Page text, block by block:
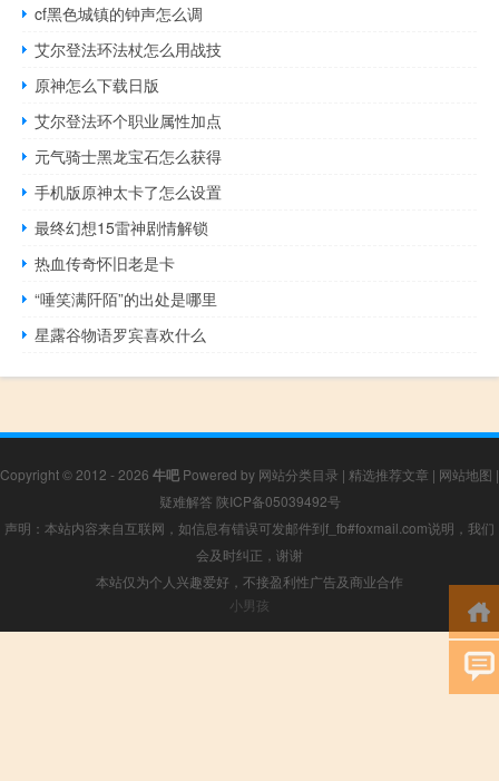
cf黑色城镇的钟声怎么调
艾尔登法环法杖怎么用战技
原神怎么下载日版
艾尔登法环个职业属性加点
元气骑士黑龙宝石怎么获得
手机版原神太卡了怎么设置
最终幻想15雷神剧情解锁
热血传奇怀旧老是卡
“唾笑满阡陌”的出处是哪里
星露谷物语罗宾喜欢什么
Copyright © 2012 - 2026 牛吧 Powered by 网站分类目录 | 精选推荐文章 | 网站地图 |
疑难解答 陕ICP备05039492号
声明：本站内容来自互联网，如信息有错误可发邮件到f_fb#foxmail.com说明，我们
会及时纠正，谢谢
本站仅为个人兴趣爱好，不接盈利性广告及商业合作
小男孩